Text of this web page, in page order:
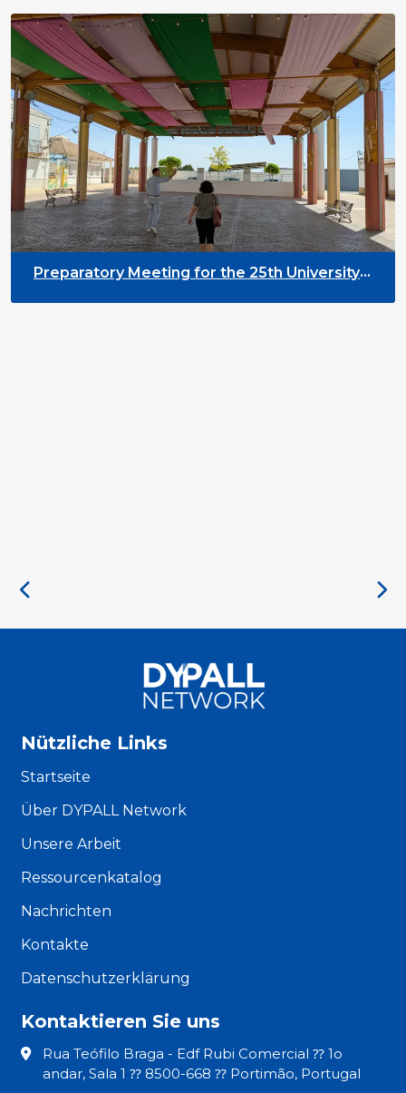
Preparatory Meeting for the 25th University
Nützliche Links
Startseite
Über DYPALL Network
Unsere Arbeit
Ressourcenkatalog
Nachrichten
Kontakte
Datenschutzerklärung
Kontaktieren Sie uns
Rua Teófilo Braga - Edf Rubi Comercial ⁇ 1o
andar, Sala 1 ⁇ 8500-668 ⁇ Portimão, Portugal